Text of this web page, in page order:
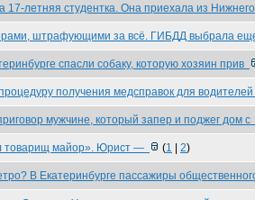
17-летняя студентка. Она приехала из
штрафующими за всё. ГИБДД выбрала
спасли собаку, которую хозяин прив
получения медсправок для
мужчине, который запер и поджег дом с
товарищ майор». Юрист — (1 2)
В Екатеринбурге пассажиры